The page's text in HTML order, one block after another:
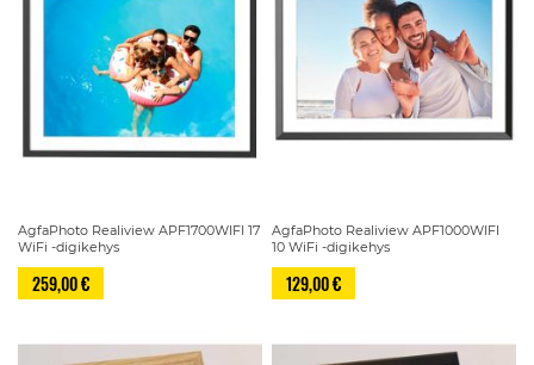
AgfaPhoto Realiview APF1700WIFI 17
WiFi -digikehys
259,00 €
AgfaPhoto Realiview APF1000WIFI
10 WiFi -digikehys
129,00 €